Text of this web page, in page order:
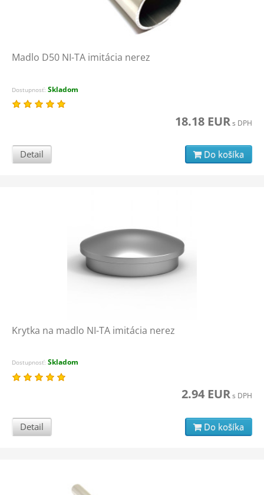
Madlo D50 NI-TA imitácia nerez
Dostupnosť: Skladom
18.18 EURs DPH
Detail Do košíka
Krytka na madlo NI-TA imitácia nerez
Dostupnosť: Skladom
2.94 EURs DPH
Detail Do košíka